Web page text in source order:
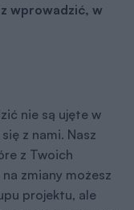
wprowadzić, w
nie są ujęte w
z nami. Nasz
z Twoich
zmiany możesz
projektu, ale